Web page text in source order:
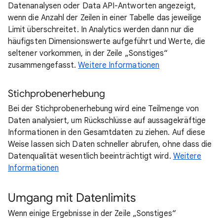
Datenanalysen oder Data API-Antworten angezeigt,
wenn die Anzahl der Zeilen in einer Tabelle das jeweilige
Limit überschreitet. In Analytics werden dann nur die
häufigsten Dimensionswerte aufgeführt und Werte, die
seltener vorkommen, in der Zeile „Sonstiges“
zusammengefasst.Weitere Informationen
Stichprobenerhebung
Bei der Stichprobenerhebung wird eine Teilmenge von
Daten analysiert, um Rückschlüsse auf aussagekräftige
Informationen in den Gesamtdaten zu ziehen. Auf diese
Weise lassen sich Daten schneller abrufen, ohne dass die
Datenqualität wesentlich beeinträchtigt wird. Weitere
Informationen
Umgang mit Datenlimits
Wenn einige Ergebnisse in der Zeile „Sonstiges“